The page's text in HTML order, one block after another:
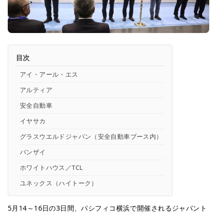
目次
アイ・アール・エス
アルティア
安全自動車
イヤサカ
グラスウエルドジャパン（安全自動車ブース内）
バンザイ
ホワイトハウス／TCL
ユネックス（ハイトーク）
5月14～16日の3日間、パシフィコ横浜で開催されるジャパント